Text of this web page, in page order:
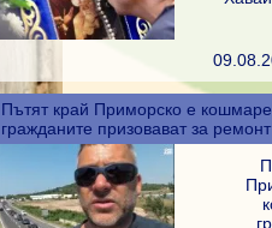
Пътят край Приморско е
гражданите призовават за ремонт